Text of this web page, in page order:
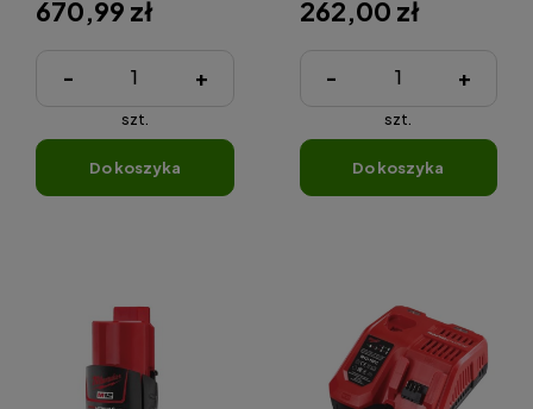
670,99 zł
- +
szt.
do koszyka
262,00 zł
- +
szt.
do koszyka